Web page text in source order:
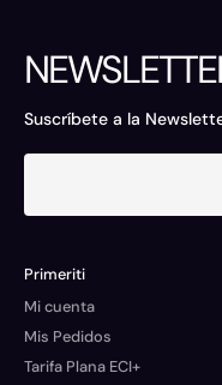
Suscríbete a la
Primeriti
Mi cuenta
Mis Pedidos
Tarifa Plana ECI+